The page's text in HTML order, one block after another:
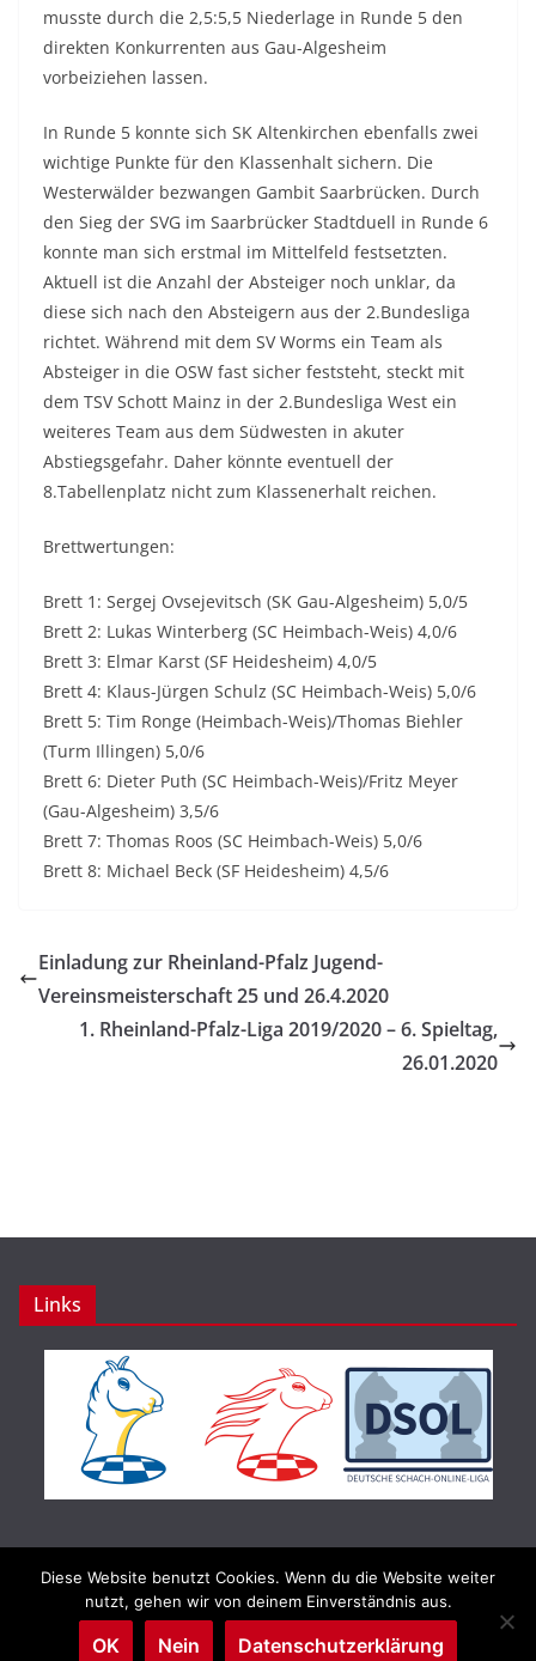
musste durch die 2,5:5,5 Niederlage in Runde 5 den
direkten Konkurrenten aus Gau-Algesheim
vorbeiziehen lassen.
In Runde 5 konnte sich SK Altenkirchen ebenfalls zwei
wichtige Punkte für den Klassenhalt sichern. Die
Westerwälder bezwangen Gambit Saarbrücken. Durch
den Sieg der SVG im Saarbrücker Stadtduell in Runde 6
konnte man sich erstmal im Mittelfeld festsetzten.
Aktuell ist die Anzahl der Absteiger noch unklar, da
diese sich nach den Absteigern aus der 2.Bundesliga
richtet. Während mit dem SV Worms ein Team als
Absteiger in die OSW fast sicher feststeht, steckt mit
dem TSV Schott Mainz in der 2.Bundesliga West ein
weiteres Team aus dem Südwesten in akuter
Abstiegsgefahr. Daher könnte eventuell der
8.Tabellenplatz nicht zum Klassenerhalt reichen.
Brettwertungen:
Brett 1: Sergej Ovsejevitsch (SK Gau-Algesheim) 5,0/5
Brett 2: Lukas Winterberg (SC Heimbach-Weis) 4,0/6
Brett 3: Elmar Karst (SF Heidesheim) 4,0/5
Brett 4: Klaus-Jürgen Schulz (SC Heimbach-Weis) 5,0/6
Brett 5: Tim Ronge (Heimbach-Weis)/Thomas Biehler
(Turm Illingen) 5,0/6
Brett 6: Dieter Puth (SC Heimbach-Weis)/Fritz Meyer
(Gau-Algesheim) 3,5/6
Brett 7: Thomas Roos (SC Heimbach-Weis) 5,0/6
Brett 8: Michael Beck (SF Heidesheim) 4,5/6
Einladung zur Rheinland-Pfalz Jugend-
Vereinsmeisterschaft 25 und 26.4.2020
1. Rheinland-Pfalz-Liga 2019/2020 – 6. Spieltag,
26.01.2020
Links
Copyright © 2026Schachbund Rheinland-Pfalz e.V.. Alle
Rechte vorbehalten.
ColorMagvon ThemeGrill. Präsentiert vonWordPress
Diese Website benutzt Cookies. Wenn du die Website weiter
nutzt, gehen wir von deinem Einverständnis aus.
OK Nein Datenschutzerklärung